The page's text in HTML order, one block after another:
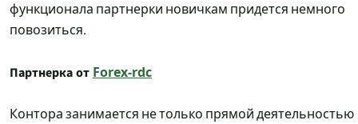
функционала партнерки новичкам придется немного
повозиться.
Партнерка от Forex-rdc
Контора занимается не только прямой деятельностью